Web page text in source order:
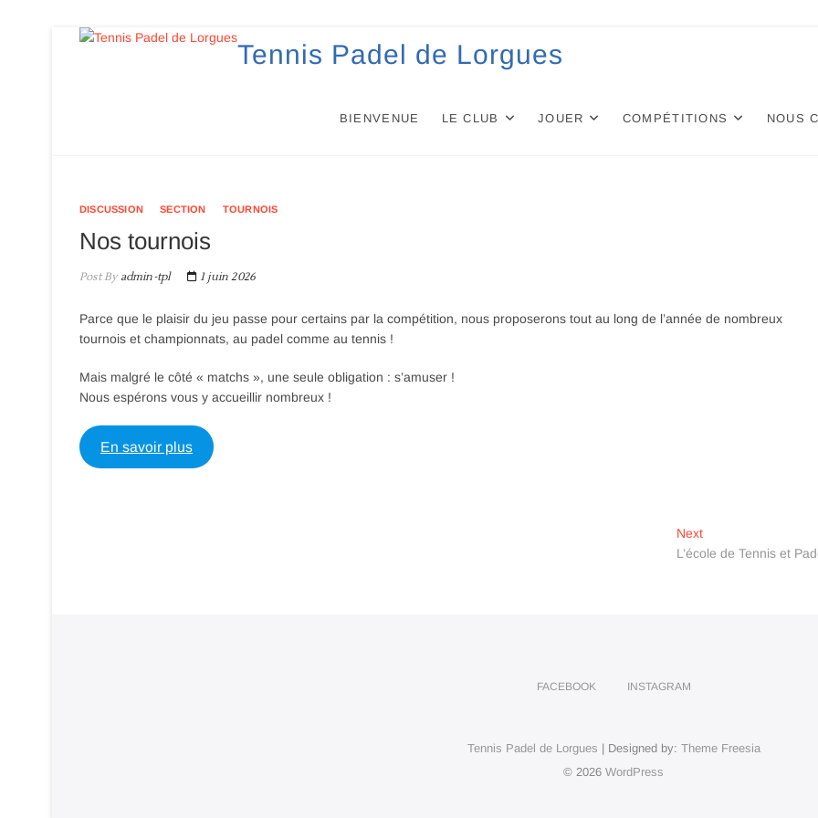
Tennis Padel de Lorgues
BIENVENUE LE CLUB JOUER COMPÉTITIONS NOUS
DISCUSSION SECTION TOURNOIS
Nos tournois
Post Byadmin-tpl 1 juin 2026
Parce que le plaisir du jeu passe pour certains par la compétition, nous proposerons tout au long de l’année de nombreux
tournois et championnats, au padel comme au tennis !
Mais malgré le côté « matchs », une seule obligation : s’amuser !
Nous espérons vous y accueillir nombreux !
En savoir plus
NextNext
post:
L’école de Tennis et
FACEBOOK INSTAGRAM
Tennis Padel de Lorgues | Designed by: Theme Freesia
© 2026 WordPress